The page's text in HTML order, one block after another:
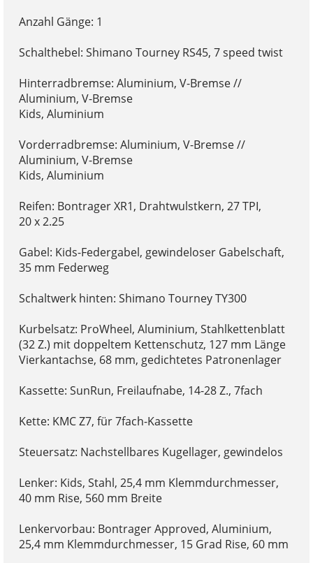
Anzahl Gänge: 1
Schalthebel: Shimano Tourney RS45, 7 speed twist
Hinterradbremse: Aluminium, V-Bremse //
Aluminium, V-Bremse
Kids, Aluminium
Vorderradbremse: Aluminium, V-Bremse //
Aluminium, V-Bremse
Kids, Aluminium
Reifen: Bontrager XR1, Drahtwulstkern, 27 TPI,
20 x 2.25
Gabel: Kids-Federgabel, gewindeloser Gabelschaft,
35 mm Federweg
Schaltwerk hinten: Shimano Tourney TY300
Kurbelsatz: ProWheel, Aluminium, Stahlkettenblatt
(32 Z.) mit doppeltem Kettenschutz, 127 mm Länge
Vierkantachse, 68 mm, gedichtetes Patronenlager
Kassette: SunRun, Freilaufnabe, 14-28 Z., 7fach
Kette: KMC Z7, für 7fach-Kassette
Steuersatz: Nachstellbares Kugellager, gewindelos
Lenker: Kids, Stahl, 25,4 mm Klemmdurchmesser,
40 mm Rise, 560 mm Breite
Lenkervorbau: Bontrager Approved, Aluminium,
25,4 mm Klemmdurchmesser, 15 Grad Rise, 60 mm